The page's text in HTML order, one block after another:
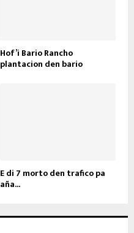
Hof’i Bario Rancho
plantacion den bario
E di 7 morto den trafico pa
aña...